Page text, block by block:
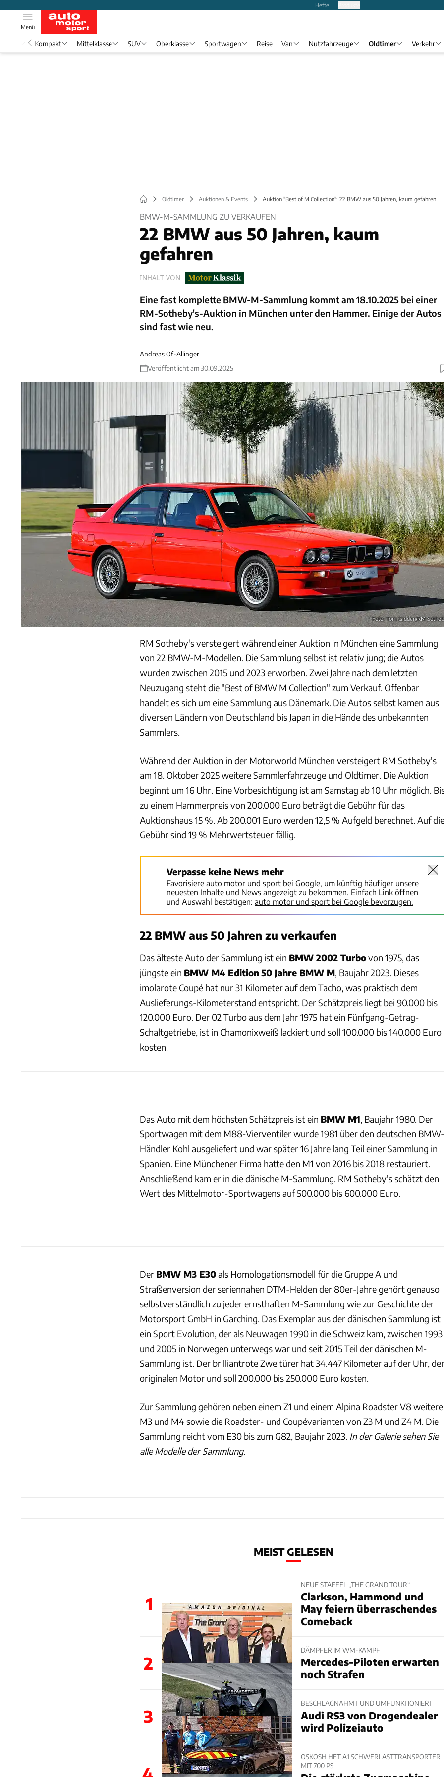
Hefte
Menü
Kompakt Mittelklasse SUV Oberklasse Sportwagen Reise Van Nutzfahrzeuge Oldtimer Verkehr
Oldtimer Auktionen & Events Auktion "Best of M Collection": 22 BMW aus 50 Jahren, kaum gefahren
BMW-M-SAMMLUNG ZU VERKAUFEN
22 BMW aus 50 Jahren, kaum
gefahren
INHALT VON
Eine fast komplette BMW-M-Sammlung kommt am 18.10.2025 bei einer
RM-Sotheby's-Auktion in München unter den Hammer. Einige der Autos
sind fast wie neu.
Andreas Of-Allinger
Veröffentlicht am 30.09.2025
Foto: Tom Gidden/RM
RM Sotheby's versteigert während einer Auktion in München eine Sammlung
von 22 BMW-M-Modellen. Die Sammlung selbst ist relativ jung; die Autos
wurden zwischen 2015 und 2023 erworben. Zwei Jahre nach dem letzten
Neuzugang steht die "Best of BMW M Collection" zum Verkauf. Offenbar
handelt es sich um eine Sammlung aus Dänemark. Die Autos selbst kamen aus
diversen Ländern von Deutschland bis Japan in die Hände des unbekannten
Sammlers.
Während der Auktion in der Motorworld München versteigert RM Sotheby's
am 18. Oktober 2025 weitere Sammlerfahrzeuge und Oldtimer. Die Auktion
beginnt um 16 Uhr. Eine Vorbesichtigung ist am Samstag ab 10 Uhr möglich.
zu einem Hammerpreis von 200.000 Euro beträgt die Gebühr für das
Auktionshaus 15 %. Ab 200.001 Euro werden 12,5 % Aufgeld berechnet. Auf die
Gebühr sind 19 % Mehrwertsteuer fällig.
Verpasse keine News mehr
Favorisiere auto motor und sport bei Google, um künftig häufiger unsere
neuesten Inhalte und News angezeigt zu bekommen. Einfach Link öffnen
und Auswahl bestätigen: auto motor und sport bei Google bevorzugen.
22 BMW aus 50 Jahren zu verkaufen
Das älteste Auto der Sammlung ist ein BMW 2002 Turbovon 1975, das
jüngste ein BMW M4 Edition50 Jahre BMW M, Baujahr 2023. Dieses
imolarote Coupé hat nur 31 Kilometer auf dem Tacho, was praktisch dem
Auslieferungs-Kilometerstand entspricht. Der Schätzpreis liegt bei 90.000 bis
120.000 Euro. Der 02 Turbo aus dem Jahr 1975 hat ein Fünfgang-Getrag-
Schaltgetriebe, ist in Chamonixweiß lackiert und soll 100.000 bis 140.000 Euro
kosten.
Das Auto mit dem höchsten Schätzpreis ist ein BMW M1, Baujahr 1980. Der
Sportwagen mit dem M88-Vierventiler wurde 1981 über den deutschen BMW-
Händler Kohl ausgeliefert und war später 16 Jahre lang Teil einer Sammlung in
Spanien. Eine Münchener Firma hatte den M1 von 2016 bis 2018 restauriert.
Anschließend kam er in die dänische M-Sammlung. RM Sotheby's schätzt den
Wert des Mittelmotor-Sportwagens auf 500.000 bis 600.000 Euro.
Der BMW M3 E30als Homologationsmodell für die Gruppe A und
Straßenversion der seriennahen DTM-Helden der 80er-Jahre gehört genauso
selbstverständlich zu jeder ernsthaften M-Sammlung wie zur Geschichte der
Motorsport GmbH in Garching. Das Exemplar aus der dänischen Sammlung ist
ein Sport Evolution, der als Neuwagen 1990 in die Schweiz kam, zwischen 1993
und 2005 in Norwegen unterwegs war und seit 2015 Teil der dänischen M-
Sammlung ist. Der brilliantrote Zweitürer hat 34.447 Kilometer auf der Uhr,
originalen Motor und soll 200.000 bis 250.000 Euro kosten.
Zur Sammlung gehören neben einem Z1 und einem Alpina Roadster V8 weitere
M3 und M4 sowie die Roadster- und Coupévarianten von Z3 M und Z4 M. Die
Sammlung reicht vom E30 bis zum G82, Baujahr 2023. In der Galerie sehen Sie
alle Modelle der Sammlung.
MEIST GELESEN
1
NEUE STAFFEL „THE GRAND TOUR“
Clarkson, Hammond und
May feiern überraschendes
Comeback
2
DÄMPFER IM WM-KAMPF
Mercedes-Piloten erwarten
noch Strafen
3
BESCHLAGNAHMT UND UMFUNKTIONIERT
Audi RS3 von Drogendealer
wird Polizeiauto
OSKOSH HET A1 SCHWERLASTTRANSPORTER
MIT 700 PS